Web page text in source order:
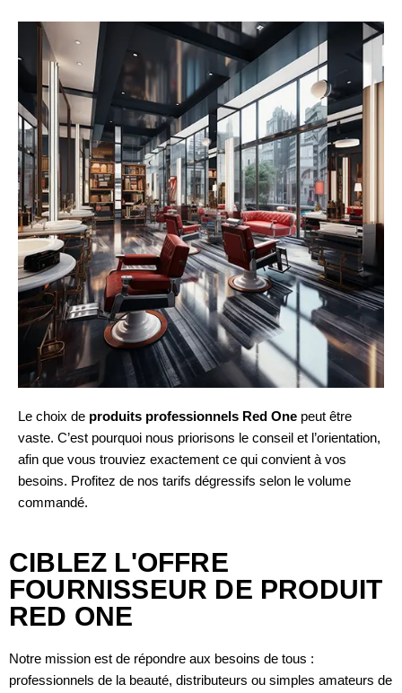
Le choix de produits professionnels Red One peut être
vaste. C’est pourquoi nous priorisons le conseil et l’orientation,
afin que vous trouviez exactement ce qui convient à vos
besoins. Profitez de nos tarifs dégressifs selon le volume
commandé.
CIBLEZ L'OFFRE
FOURNISSEUR DE PRODUIT
RED ONE
Notre mission est de répondre aux besoins de tous :
professionnels de la beauté, distributeurs ou simples amateurs de